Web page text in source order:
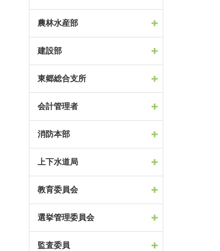
農林水産部
建設部
東郷総合支所
会計管理者
消防本部
上下水道局
教育委員会
選挙管理委員会
監査委員